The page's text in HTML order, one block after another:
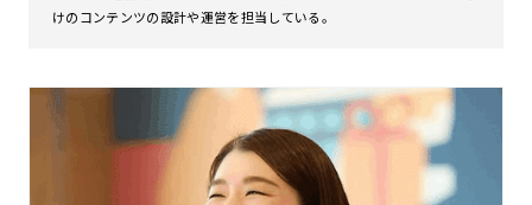
けのコンテンツの設計や運営を担当している。